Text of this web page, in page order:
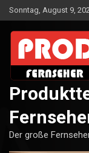
Skip
to
content
Sonntag, August 9,
Der große